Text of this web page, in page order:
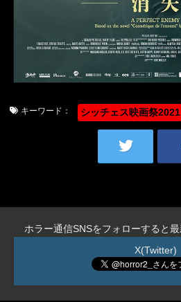
キーワード： シッチェス映画祭2021
ホラー通信SNSをフォローすると
X(Twitter)